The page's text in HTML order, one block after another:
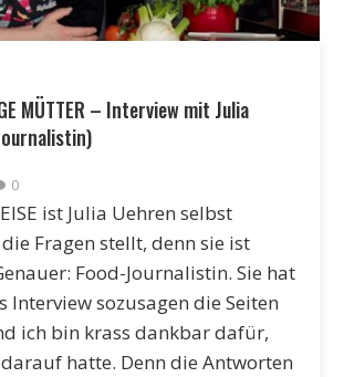
MÜTTER – Interview mit Julia
0
ist Julia Uehren selbst
Fragen stellt, denn sie ist
Food-Journalistin. Sie hat
Interview sozusagen die Seiten
ich bin krass dankbar dafür,
hatte. Denn die Antworten